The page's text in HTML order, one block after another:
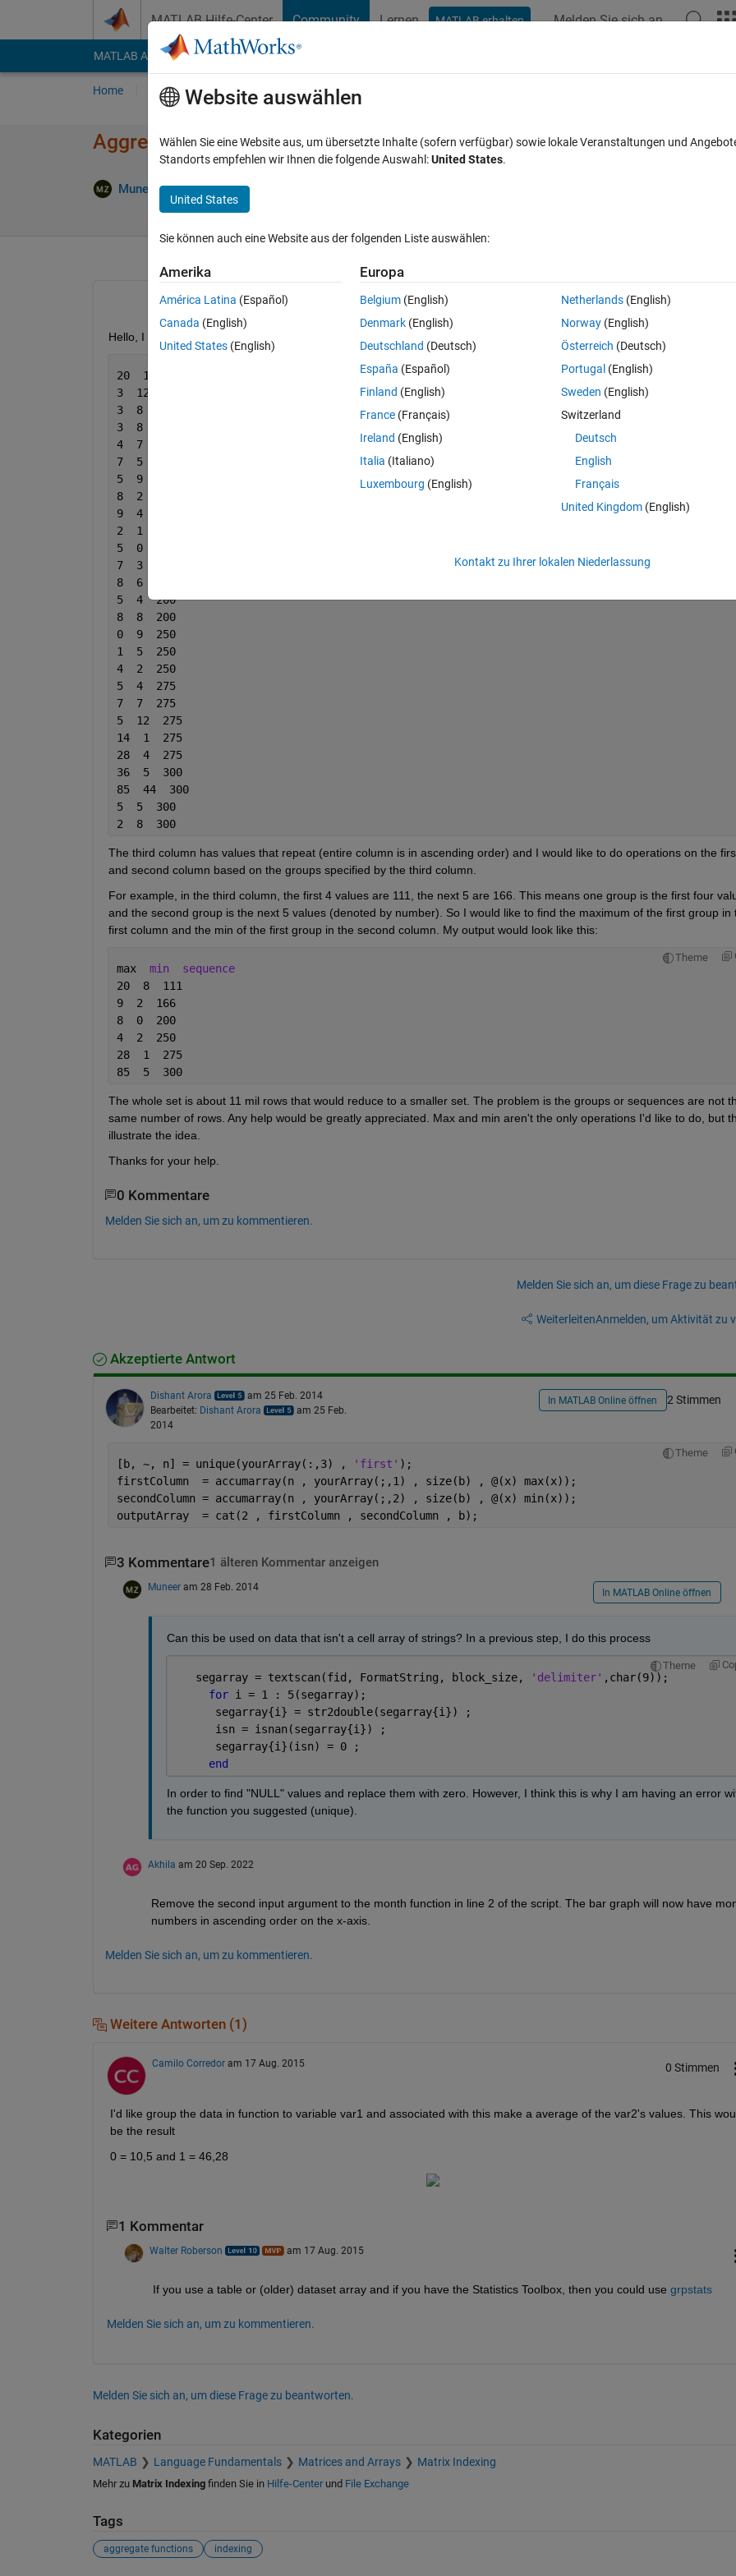
MATLAB Hilfe-Center Community Lernen MATLAB erhalten Melden Sie sich an
MATLAB Answers File Exchange Cody
Home Fragen Antworten Durchsuchen
Aggregate functions on grouped data
Muneer 25 Feb. 2014
In MATLAB Online öffnen 0 Stimmen
Hello, I have three columns of data like this
20  15  111
3  12  111
3  8  111
3  8  111
4  7  166
7  5  166
5  9  166
8  2  166
9  4  166
2  1  200
5  0  200
7  3  200
8  6  200
5  4  200
8  8  200
0  9  250
1  5  250
4  2  250
5  4  275
7  7  275
5  12  275
14  1  275
28  4  275
36  5  300
85  44  300
5  5  300
2  8  300
The third column has values that repeat (entire column is in ascending order) and I would like to do operations on the
and second column based on the groups specified by the third column.
For example, in the third column, the first 4 values are 111, the next 5 are 166. This means one group is the first four
and the second group is the next 5 values (denoted by number). So I would like to find the maximum of the first group in
first column and the min of the first group in the second column. My output would look like this:
Theme
max min
sequence
20  8  111
9  2  166
8  0  200
4  2  250
28  1  275
85  5  300
The whole set is about 11 mil rows that would reduce to a smaller set. The problem is the groups or sequences are not
same number of rows. Any help would be greatly appreciated. Max and min aren't the only operations I'd like to do, but
illustrate the idea.
Thanks for your help.
0 Kommentare
Melden Sie sich an, um zu kommentieren.
Melden Sie sich an, um diese Frage zu
WeiterleitenAnmelden, um Aktivität zu
Akzeptierte Antwort
Dishant Arora
am 25 Feb. 2014
Bearbeitet: Dishant Arora
am 25 Feb.
2014
In MATLAB Online öffnen 2 Stimmen
Theme
[b, ~, n] = unique(yourArray(:,3) , 'first' );
firstColumn  = accumarray(n , yourArray(;,1) , size(b) , @(x) max(x));
secondColumn = accumarray(n , yourArray(;,2) , size(b) , @(x) min(x));
outputArray  = cat(2 , firstColumn , secondColumn , b);
3 Kommentare1 älteren Kommentar anzeigen
Muneer am 28 Feb. 2014 In MATLAB Online öffnen
Can this be used on data that isn't a cell array of strings? In a previous step, I do this process
Theme
   segarray = textscan(fid, FormatString, block_size,
'delimiter' ,char(9));
for i = 1 : 5(segarray);
      segarray{i} = str2double(segarray{i}) ;
      isn = isnan(segarray{i}) ;
      segarray{i}(isn) = 0 ;
end
In order to find "NULL" values and replace them with zero. However, I think this is why I am having an error
the function you suggested (unique).
Akhila am 20 Sep. 2022
Remove the second input argument to the month function in line 2 of the script. The bar graph will now have
numbers in ascending order on the x-axis.
Melden Sie sich an, um zu kommentieren.
Weitere Antworten (1)
Camilo Corredor am 17 Aug. 2015 0 Stimmen
I'd like group the data in function to variable var1 and associated with this make a average of the var2's values. This
be the result
0 = 10,5 and 1 = 46,28
1 Kommentar
Walter Roberson am 17 Aug. 2015
If you use a table or (older) dataset array and if you have the Statistics Toolbox, then you could use grpstats
Melden Sie sich an, um zu kommentieren.
Melden Sie sich an, um diese Frage zu beantworten.
Kategorien
MATLAB Language Fundamentals Matrices and Arrays Matrix Indexing
Mehr zu Matrix Indexingfinden Sie in Hilfe-Centerund File Exchange
Tags
aggregate functions indexing
Website auswählen
Wählen Sie eine Website aus, um übersetzte Inhalte (sofern verfügbar) sowie lokale Veranstaltungen und
Standorts empfehlen wir Ihnen die folgende Auswahl:United States.
United States
Sie können auch eine Website aus der folgenden Liste auswählen:
Amerika
América Latina (Español)
Canada (English)
United States (English)
Europa
Belgium (English)
Denmark (English)
Deutschland (Deutsch)
España (Español)
Finland (English)
France (Français)
Ireland (English)
Italia (Italiano)
Luxembourg (English)
Netherlands(English)
Norway(English)
Österreich (Deutsch)
Portugal (English)
Sweden (English)
Switzerland
Deutsch
English
Français
United Kingdom(English)
Kontakt zu Ihrer lokalen Niederlassung